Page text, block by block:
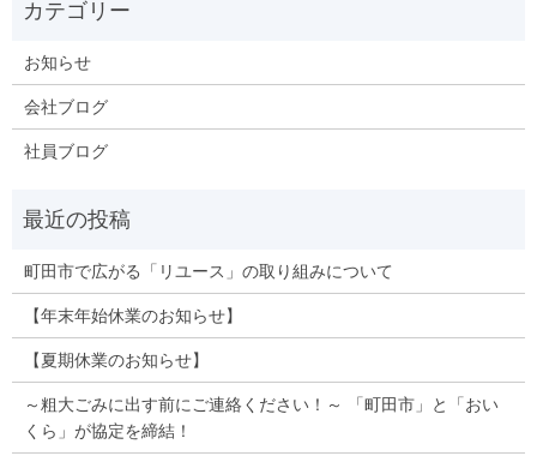
お知らせ
会社ブログ
社員ブログ
町田市で広がる「リユース」の取り組みについて
【年末年始休業のお知らせ】
【夏期休業のお知らせ】
～粗大ごみに出す前にご連絡ください！～ 「町田市」と「おい
くら」が協定を締結！